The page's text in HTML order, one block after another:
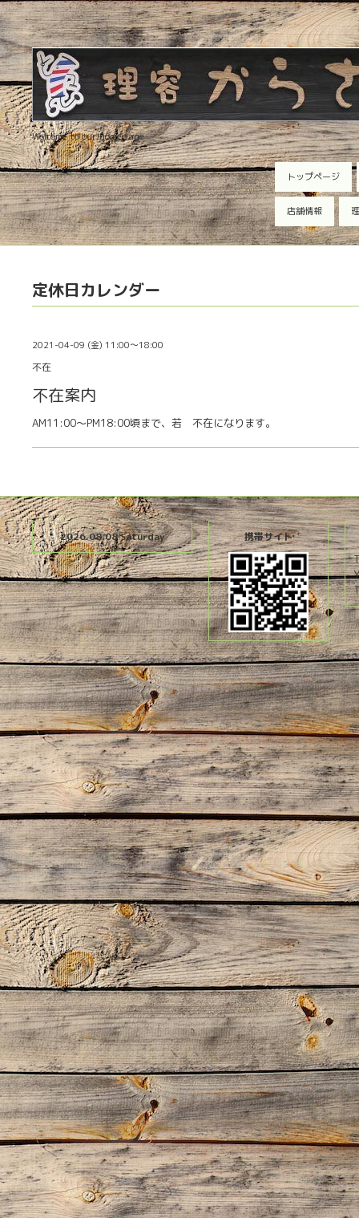
Welcome to our homepage
トップページ
店舗情報
定休日カレンダー
2021-04-09 (金) 11:00～18:00
不在
不在案内
AM11:00〜PM18:00頃まで、若 不在になります。
2026.08.08 Saturday 携帯サイト